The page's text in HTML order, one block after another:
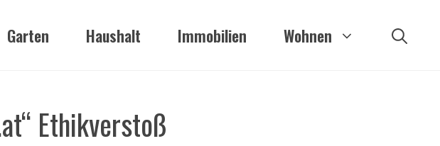
Garten Haushalt Immobilien Wohnen
Ethikverstoß